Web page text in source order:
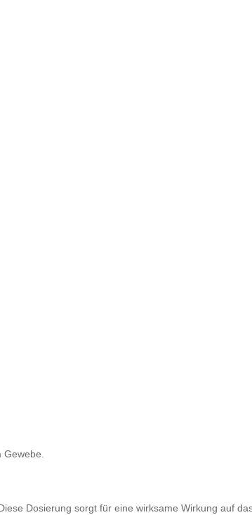
Gewebe.
Dosierung sorgt für eine wirksame Wirkung auf